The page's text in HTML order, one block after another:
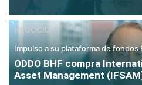
NEGOCIO
Impulso a su plataforma de fondos
ODDO BHF compra
Asset Management